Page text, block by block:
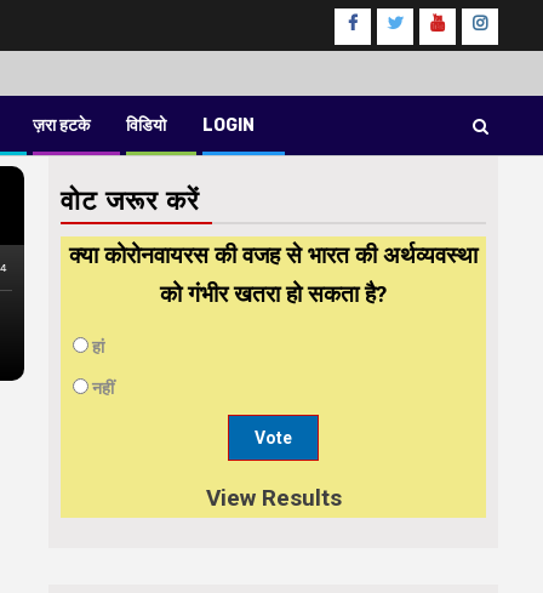
Facebook
TwitterYoutube
ज़रा हटके विडियो LOGIN
वोट जरूर करें
क्या कोरोनवायरस की वजह से भारत की अर्थव्यवस्था
को गंभीर खतरा हो सकता है?
हां
नहीं
View Results